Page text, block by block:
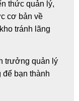
thức quản lý,
cơ bản về
tránh lãng
trưởng quản lý
bạn thành